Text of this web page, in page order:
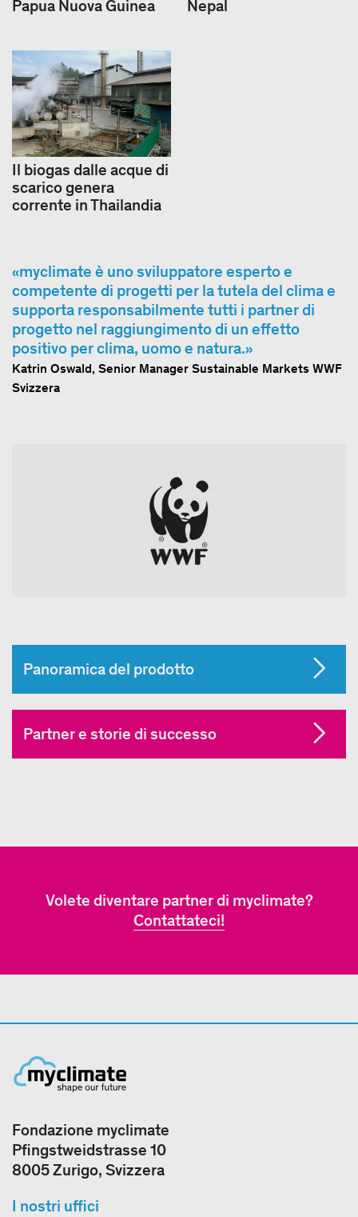
Papua Nuova Guinea Nepal
Il biogas dalle acque di
scarico genera
corrente in Thailandia
myclimate è uno sviluppatore esperto e
competente di progetti per la tutela del clima e
supporta responsabilmente tutti i partner di
progetto nel raggiungimento di un effetto
positivo per clima, uomo e natura.
Katrin Oswald, Senior Manager Sustainable Markets WWF
Svizzera
Panoramica del prodotto
Partner e storie di successo
Volete diventare partner di myclimate?
Contattateci!
Fondazione myclimate
Pfingstweidstrasse 10
8005 Zurigo, Svizzera
I nostri uffici